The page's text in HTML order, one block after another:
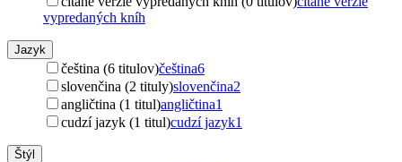
vypredaných kníh
Jazyk
čeština (6 titulov)čeština6
slovenčina (2 tituly)slovenčina2
angličtina (1 titul)angličtina1
cudzí jazyk (1 titul)cudzí jazyk1
Štýl